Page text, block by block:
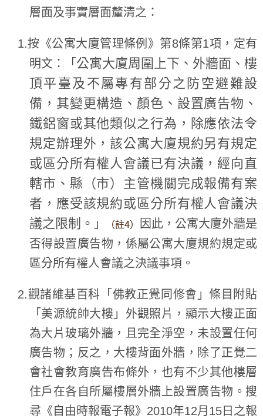
層面及事實層面釐清之：
1.按《公寓大廈管理條例》第8條第1項，定有
明文：「 公寓大廈周圍上下、外牆面、樓
頂平臺及不屬專有部分之防空避難設
備，其變更構造、顏色、設置廣告物、
鐵鋁窗或其他類似之行為，除應依法令
規定辦理外，該公寓大廈規約另有規定
或區分所有權人會議已有決議，經向直
轄市、縣（市）主管機關完成報備有案
者，應受該規約或區分所有權人會議決
議之限制。 」 （註4）
因此，公寓大廈外牆是
否得設置廣告物，係屬公寓大廈規約規定或
區分所有權人會議之決議事項。
2.觀諸維基百科「佛教正覺同修會」條目附貼
「美源統帥大樓」外觀照片，顯示大樓正面
為大片玻璃外牆，且完全淨空，未設置任何
廣告物；反之，大樓背面外牆，除了正覺二
會社會教育廣告布條外，也有不少其他樓層
住戶在各自所屬樓層外牆上設置廣告物。搜
尋《自由時報電子報》2010年12月15日之報